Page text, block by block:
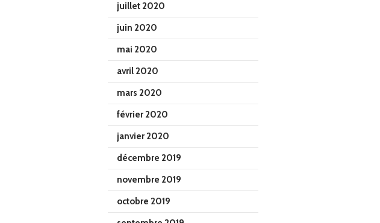
juillet 2020
juin 2020
mai 2020
avril 2020
mars 2020
février 2020
janvier 2020
décembre 2019
novembre 2019
octobre 2019